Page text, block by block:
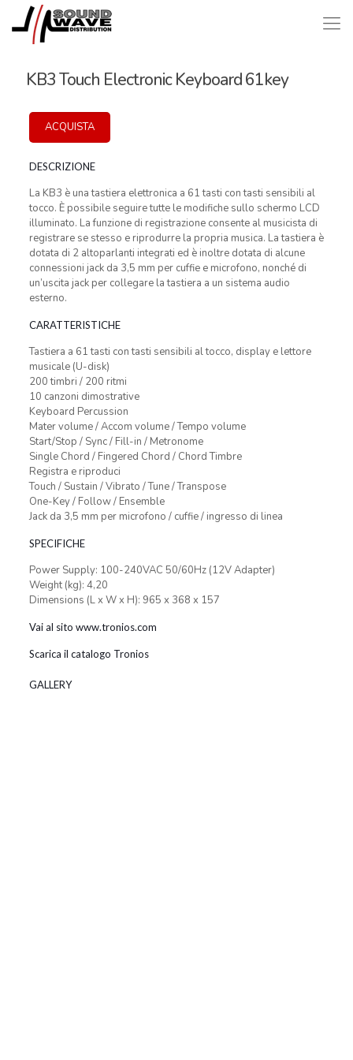
KB3 Touch Electronic Keyboard 61key
ACQUISTA
DESCRIZIONE
La KB3 è una tastiera elettronica a 61 tasti con tasti sensibili al
tocco. È possibile seguire tutte le modifiche sullo schermo LCD
illuminato. La funzione di registrazione consente al musicista di
registrare se stesso e riprodurre la propria musica. La tastiera è
dotata di 2 altoparlanti integrati ed è inoltre dotata di alcune
connessioni jack da 3,5 mm per cuffie e microfono, nonché di
un’uscita jack per collegare la tastiera a un sistema audio
esterno.
CARATTERISTICHE
Tastiera a 61 tasti con tasti sensibili al tocco, display e lettore
musicale (U-disk)
200 timbri / 200 ritmi
10 canzoni dimostrative
Keyboard Percussion
Mater volume / Accom volume / Tempo volume
Start/Stop / Sync / Fill-in / Metronome
Single Chord / Fingered Chord / Chord Timbre
Registra e riproduci
Touch / Sustain / Vibrato / Tune / Transpose
One-Key / Follow / Ensemble
Jack da 3,5 mm per microfono / cuffie / ingresso di linea
SPECIFICHE
Power Supply: 100-240VAC 50/60Hz (12V Adapter)
Weight (kg): 4,20
Dimensions (L x W x H): 965 x 368 x 157
Vai al sito www.tronios.com
Scarica il catalogo Tronios
GALLERY